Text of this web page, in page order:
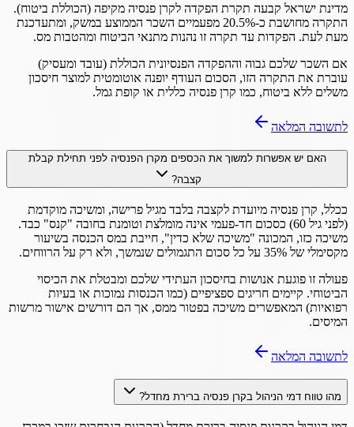
מדינת ישראל קבעה תקרת הפקדה לקרן פנסיה מקיפה (הכוללת ביטוח).
התקרה מחושבת כ-20.5% מפעמיים השכר הממוצע במשק, ומתעדכנת
מעת לעת. הפקדות עד תקרה זו נהנות מתנאי הביטוח ומהטבות מס.
אם השכר שלכם גבוה וההפקדה הפנסיונית הכוללת (עובד ומעסיק)
עוברת את התקרה הזו, הסכום העודף יופנה אוטומטית למוצר חיסכון
משלים ללא ביטוח, כמו קרן פנסיה כללית או קופת גמל.
לתשובה המלאה
האם יש אפשרות למשוך את הכספים מקרן הפנסיה לפני תחילת קבלת
קצבה?
ככלל, קרן פנסיה מיועדת לקצבה בלבד מגיל פרישה, ומשיכה מוקדמת
(לפני גיל 60) כסכום חד-פעמי אינה מומלצת וטומנת בחובה "קנס" כבד.
משיכה כזו, המכונה "משיכה שלא כדין", חייבת במס הכנסה בשיעור
מקסימלי של 35% על כל סכום התגמולים שנמשך, ולא רק על הרווחים.
פעולה זו פוגעת אנושות בחיסכון העתידי שלכם ומבטלת את הכיסוי
הביטוחי. קיימים חריגים ספציפיים (כמו הכנסות נמוכות או בעיות
רפואיות) המאפשרים משיכה בפטור ממס, אך הם דורשים אישור מרשות
המיסים.
לתשובה המלאה
מהו טווח דמי הניהול בקרן פנסיה ברירת מחדל?